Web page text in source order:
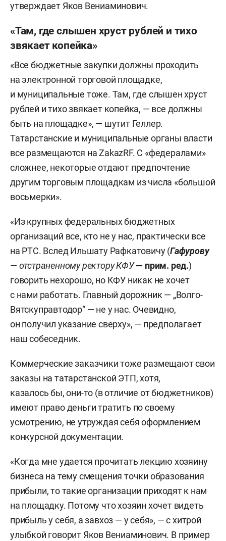
утверждает Яков Вениаминович.
«Там, где слышен хруст рублей и тихо
звякает копейка»
«Все бюджетные закупки должны проходить
на электронной торговой площадке,
и муниципальные тоже. Там, где слышен хруст
рублей и тихо звякает копейка, — все должны
быть на площадке», — шутит Геллер.
Татарстанские и муниципальные органы власти
все размещаются на ZakazRF. С «федералами»
сложнее, некоторые отдают предпочтение
другим торговым площадкам из числа «большой
восьмерки».
«Из крупных федеральных бюджетных
организаций все, кто не у нас, практически все
на РТС. Вслед Ильшату Рафкатовичу (Гафурову
— отстраненному ректору КФУ— прим. ред.)
говорить нехорошо, но КФУ никак не хочет
с нами работать. Главный дорожник — „Волго-
Вятскуправтодор“ — не у нас. Очевидно,
он получил указание сверху», — предполагает
наш собеседник.
Коммерческие заказчики тоже размещают свои
заказы на татарстанской ЭТП, хотя,
казалось бы, они-то (в отличие от бюджетников)
имеют право деньги тратить по своему
усмотрению, не утруждая себя оформлением
конкурсной документации.
«Когда мне удается прочитать лекцию хозяину
бизнеса на тему смещения точки образования
прибыли, то такие организации приходят к нам
на площадку. Потому что хозяин хочет видеть
прибыль у себя, а завхоз — у себя», — с хитрой
улыбкой говорит Яков Вениаминович. В пример